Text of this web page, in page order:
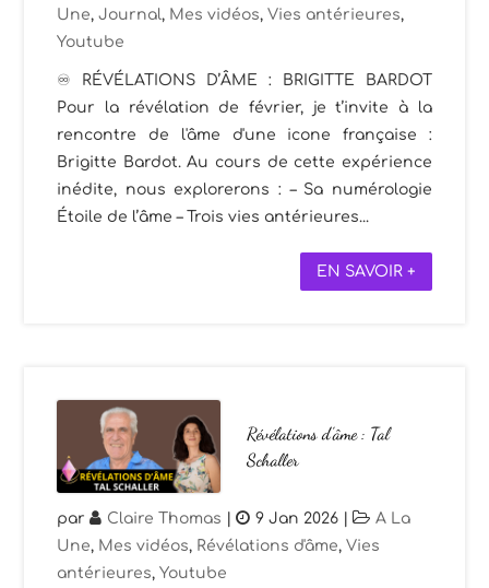
Une,Journal, Mes vidéos,Vies antérieures,
Youtube
♾️ RÉVÉLATIONS D’ÂME : BRIGITTE BARDOT
Pour la révélation de février, je t’invite à la
rencontre de l'âme d'une icone française :
Brigitte Bardot. Au cours de cette expérience
inédite, nous explorerons : – Sa numérologie
Étoile de l’âme – Trois vies antérieures...
EN SAVOIR +
Révélations d’âme : Tal
Schaller
par Claire Thomas | 9 Jan 2026 |
A La
Une, Mes vidéos, Révélations d'âme,Vies
antérieures,Youtube